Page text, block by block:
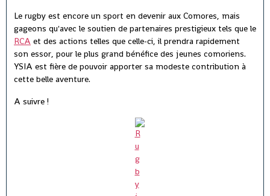
Le rugby est encore un sport en devenir aux Comores, mais
gageons qu'avec le soutien de partenaires prestigieux tels que le
RCA et des actions telles que celle-ci, il prendra rapidement
son essor, pour le plus grand bénéfice des jeunes comoriens.
YSIA est fière de pouvoir apporter sa modeste contribution à
cette belle aventure.
A suivre !